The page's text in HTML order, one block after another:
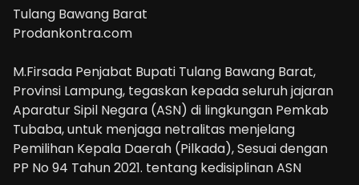
Tulang Bawang Barat
Prodankontra.com
M.Firsada Penjabat Bupati Tulang Bawang Barat,
Provinsi Lampung, tegaskan kepada seluruh jajaran
Aparatur Sipil Negara (ASN) di lingkungan Pemkab
Tubaba, untuk menjaga netralitas menjelang
Pemilihan Kepala Daerah (Pilkada), Sesuai dengan
PP No 94 Tahun 2021. tentang kedisiplinan ASN